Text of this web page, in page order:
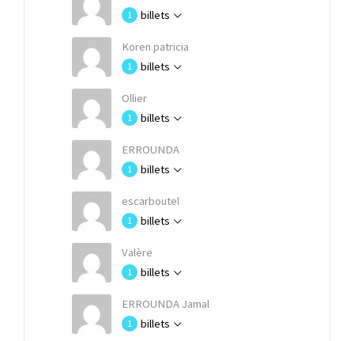
1 billets
Koren patricia
1 billets
Ollier
1 billets
ERROUNDA
1 billets
escarboutel
1 billets
Valère
1 billets
ERROUNDA Jamal
1 billets